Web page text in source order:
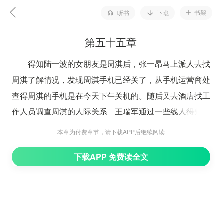
听书 下载 书架
第五十五章
得知陆一波的女朋友是周淇后，张一昂马上派人去找
周淇了解情况，发现周淇手机已经关了，从手机运营商处
查得周淇的手机是在今天下午关机的。随后又去酒店找工
作人员调查周淇的人际关系，王瑞军通过一些线人得知，
这几天没人见到过周淇，别人微信发她，她偶有回复，但
敲门，家中无人应答。
本章为付费章节，请下载APP后继续阅读
下载APP 免费读全文